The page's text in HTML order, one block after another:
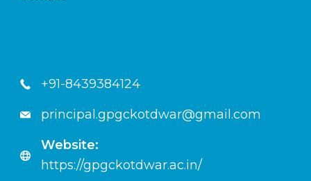
+91-8439384124
principal.gpgckotdwar@gmail.com
Website:
https://gpgckotdwar.ac.in/